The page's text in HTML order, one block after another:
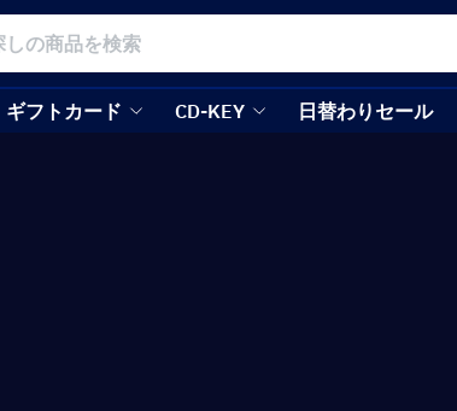
ギフトカード CD-KEY 日替わりセール